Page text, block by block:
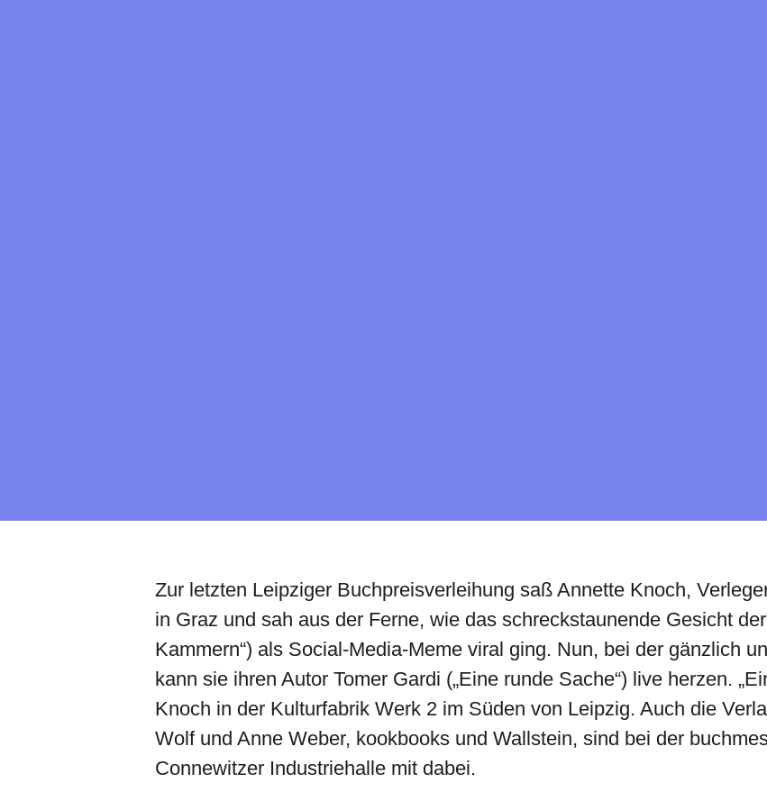
Zur letzten Leipziger Buchpreisverleihung saß Annette Knoch,
in Graz und sah aus der Ferne, wie das schreckstaunende Gesicht
Kammern“) als Social-Media-Meme viral ging. Nun, bei der gänzlich
kann sie ihren Autor Tomer Gardi („Eine runde Sache“) live herzen.
Knoch in der Kulturfabrik Werk 2 im Süden von Leipzig. Auch die
Wolf und Anne Weber, kookbooks und Wallstein, sind bei der
Connewitzer Industriehalle mit dabei.